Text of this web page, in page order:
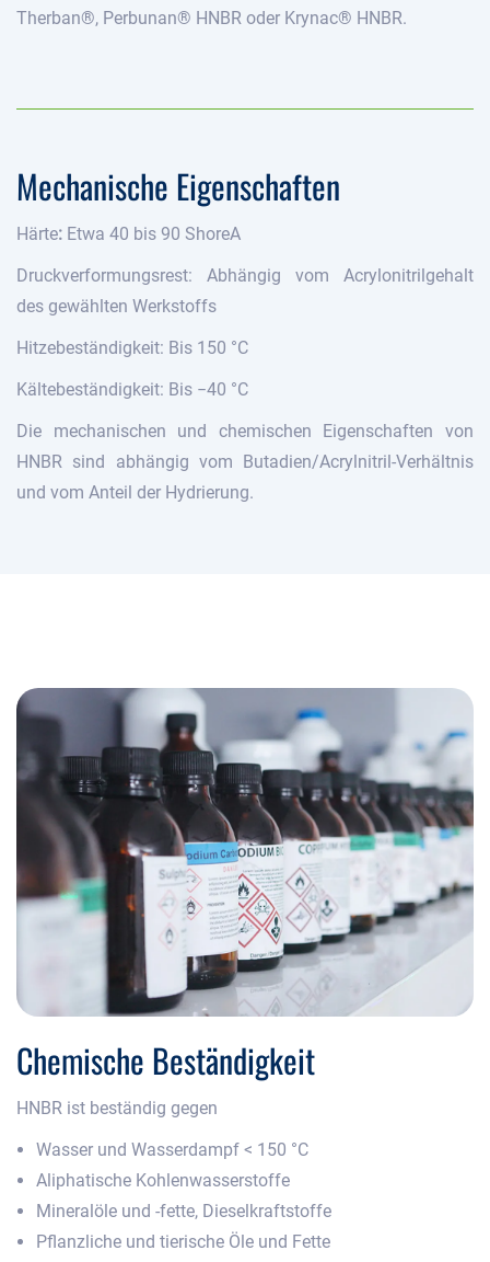
Therban®, Perbunan® HNBR oder Krynac® HNBR.
Mechanische Eigenschaften
Härte: Etwa 40 bis 90 ShoreA
Druckverformungsrest: Abhängig vom Acrylonitrilgehalt
des gewählten Werkstoffs
Hitzebeständigkeit: Bis 150 °C
Kältebeständigkeit: Bis −40 °C
Die mechanischen und chemischen Eigenschaften von
HNBR sind abhängig vom Butadien/Acrylnitril-Verhältnis
und vom Anteil der Hydrierung.
Chemische Beständigkeit
HNBR ist beständig gegen
Wasser und Wasserdampf < 150 °C
Aliphatische Kohlenwasserstoffe
Mineralöle und -fette, Dieselkraftstoffe
Pflanzliche und tierische Öle und Fette